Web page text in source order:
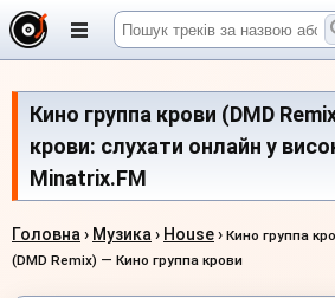
Кино группа крови (DMD
крови: слухати онлайн у
Minatrix.FM
Головна › Музика › House› Кино группа
(DMD Remix) — Кино группа крови